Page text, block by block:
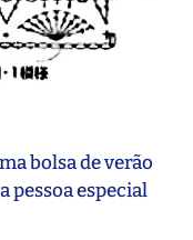
bolsa de verão
pessoa especial